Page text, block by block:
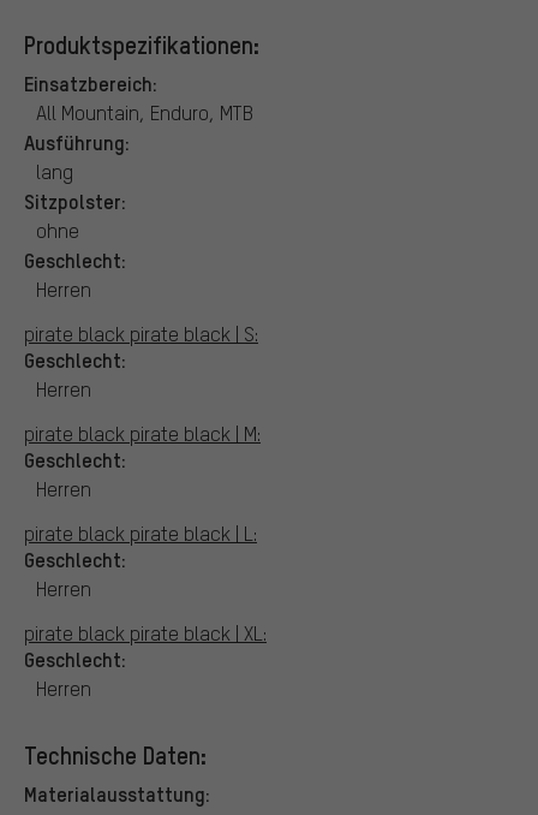
Produktspezifikationen:
Einsatzbereich:
All Mountain, Enduro, MTB
Ausführung:
lang
Sitzpolster:
ohne
Geschlecht:
Herren
pirate black pirate black | S:
Geschlecht:
Herren
pirate black pirate black | M:
Geschlecht:
Herren
pirate black pirate black | L:
Geschlecht:
Herren
pirate black pirate black | XL:
Geschlecht:
Herren
Technische Daten:
Materialausstattung: